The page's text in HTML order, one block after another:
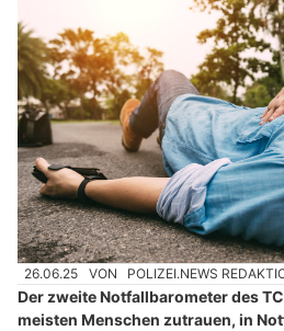
26.06.25 VON POLIZEI.NEWS
Der zweite Notfallbarometer des
meisten Menschen zutrauen, in